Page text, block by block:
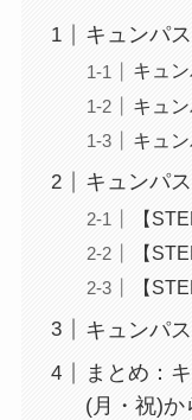
キュンパ
キュ
キュ
キュ
キュンパ
【
【
【
キュンパ
まとめ：
(月・祝)か